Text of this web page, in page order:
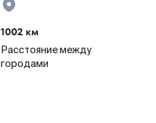
1002 км
Расстояние между
городами